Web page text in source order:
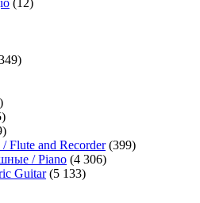
(12)
Flute and Recorder(399)
/ Piano (4 306)
Guitar(5 133)